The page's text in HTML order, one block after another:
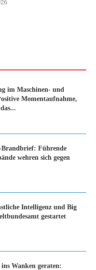
im Maschinen- und
Momentaufnahme,
Brandbrief: Führende
wehren sich gegen
Intelligenz und Big
gestartet
ins Wanken geraten: